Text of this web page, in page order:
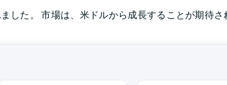
した。 市場は、米ドルから成長することが期待さ